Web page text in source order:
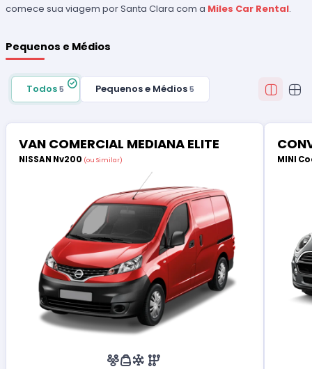
comece sua viagem por Santa Clara com a Miles Car Rental.
Pequenos e Médios
Todos5 Pequenos e Médios 5
VAN COMERCIAL MEDIANA ELITE
NISSAN Nv200 (ou Similar) MINI